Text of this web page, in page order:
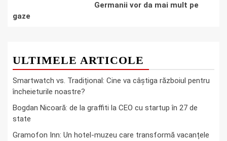
Germanii vor da mai mult pe
gaze
ULTIMELE ARTICOLE
Smartwatch vs. Tradițional: Cine va câștiga războiul pentru
încheieturile noastre?
Bogdan Nicoară: de la graffiti la CEO cu startup în 27 de
state
Gramofon Inn: Un hotel-muzeu care transformă vacanțele